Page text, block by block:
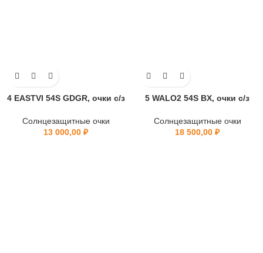
4 EASTVI 54S GDGR, очки с/з
Солнцезащитные очки
13 000,00 ₽
5 WALO2 54S BX, очки с/з
Солнцезащитные очки
18 500,00 ₽